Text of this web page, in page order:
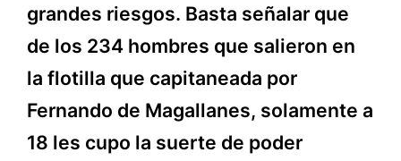
grandes riesgos. Basta señalar que
de los 234 hombres que salieron en
la flotilla que capitaneada por
Fernando de Magallanes, solamente a
18 les cupo la suerte de poder